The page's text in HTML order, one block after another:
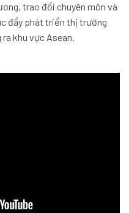
trao đổi chuyên môn và
đẩy phát triển thị trường
khu vực Asean.